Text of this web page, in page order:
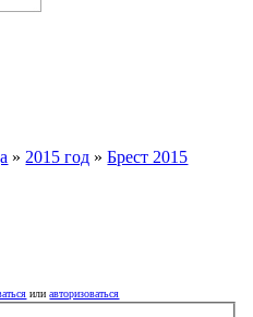
» 2015 год »Брест 2015
илиавторизоваться